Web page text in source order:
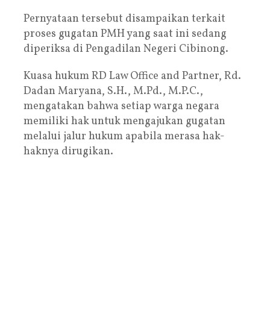
Pernyataan tersebut disampaikan terkait
proses gugatan PMH yang saat ini sedang
diperiksa di Pengadilan Negeri Cibinong.
Kuasa hukum RD Law Office and Partner, Rd.
Dadan Maryana, S.H., M.Pd., M.P.C.,
mengatakan bahwa setiap warga negara
memiliki hak untuk mengajukan gugatan
melalui jalur hukum apabila merasa hak-
haknya dirugikan.